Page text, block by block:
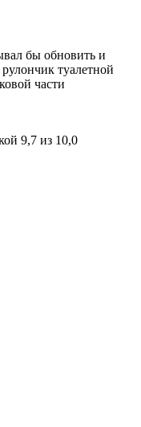
бы обновить и
туалетной
части
9,7 из 10,0